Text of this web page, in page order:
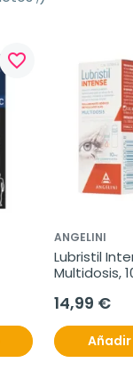
favorite_border
ANGELINI
Lubristil
Multidosis,
14,99 €